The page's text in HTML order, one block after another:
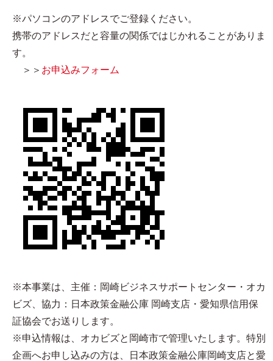
※パソコンのアドレスでご登録ください。
携帯のアドレスだと容量の関係ではじかれることがありま
す。
＞＞ お申込みフォーム
※本事業は、主催：岡崎ビジネスサポートセンター・オカ
ビズ、協力：日本政策金融公庫 岡崎支店・愛知県信用保
証協会でお送りします。
※申込情報は、オカビズと岡崎市で管理いたします。特別
企画へお申し込みの方は、日本政策金融公庫岡崎支店と愛